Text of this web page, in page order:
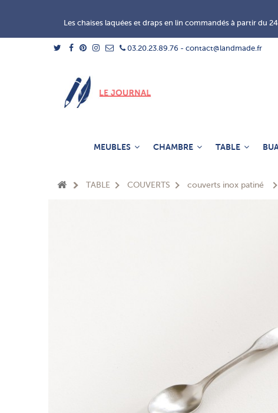
Les chaises laquées et draps en lin commandés à partir du
03.20.23.89.76 - contact@landmade.fr
MEUBLES CHAMBRE TABLE
TABLE COUVERTS couverts inox patiné